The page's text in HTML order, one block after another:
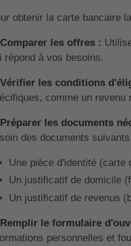
obtenir la carte bancaire
les offres :
répond à vos besoins.
les conditions
comme un revenu
les documents
des documents suivants
Une pièce d'identité (carte
Un justificatif de domicile
Un justificatif de revenus
le formulaire
personnelles et